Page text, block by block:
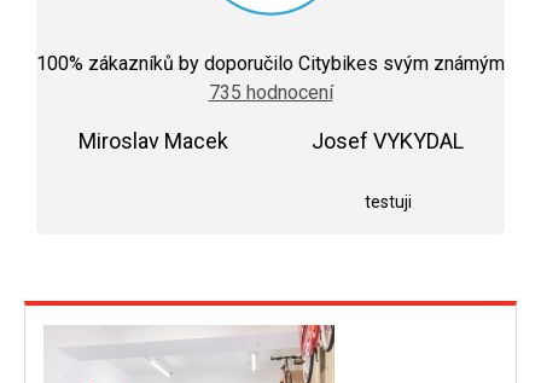
hodnocení
obchodu
je
100% zákazníků by doporučilo Citybikes svým známým
735 hodnocení
Miroslav Macek Josef VYKYDAL
testuji